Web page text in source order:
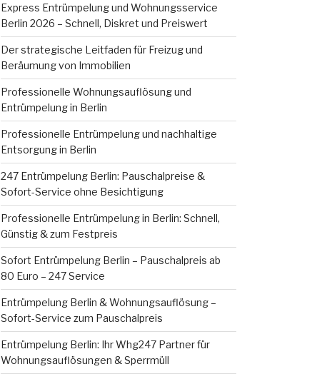
Express Entrümpelung und Wohnungsservice
Berlin 2026 – Schnell, Diskret und Preiswert
Der strategische Leitfaden für Freizug und
Beräumung von Immobilien
Professionelle Wohnungsauflösung und
Entrümpelung in Berlin
Professionelle Entrümpelung und nachhaltige
Entsorgung in Berlin
247 Entrümpelung Berlin: Pauschalpreise &
Sofort-Service ohne Besichtigung
Professionelle Entrümpelung in Berlin: Schnell,
Günstig & zum Festpreis
Sofort Entrümpelung Berlin – Pauschalpreis ab
80 Euro – 247 Service
Entrümpelung Berlin & Wohnungsauflösung –
Sofort-Service zum Pauschalpreis
Entrümpelung Berlin: Ihr Whg247 Partner für
Wohnungsauflösungen & Sperrmüll